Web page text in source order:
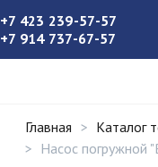
+7 423 239-57-57
+7 914 737-67-57
Главная Каталог
Насос